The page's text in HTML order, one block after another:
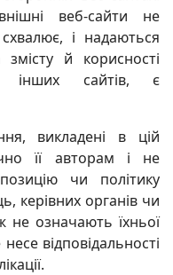
веб-сайти не
схвалює, і надаються
й корисності
інших сайтів, є
викладені в цій
її авторам і не
чи політику
керівних органів чи
не означають їхньої
несе відповідальності